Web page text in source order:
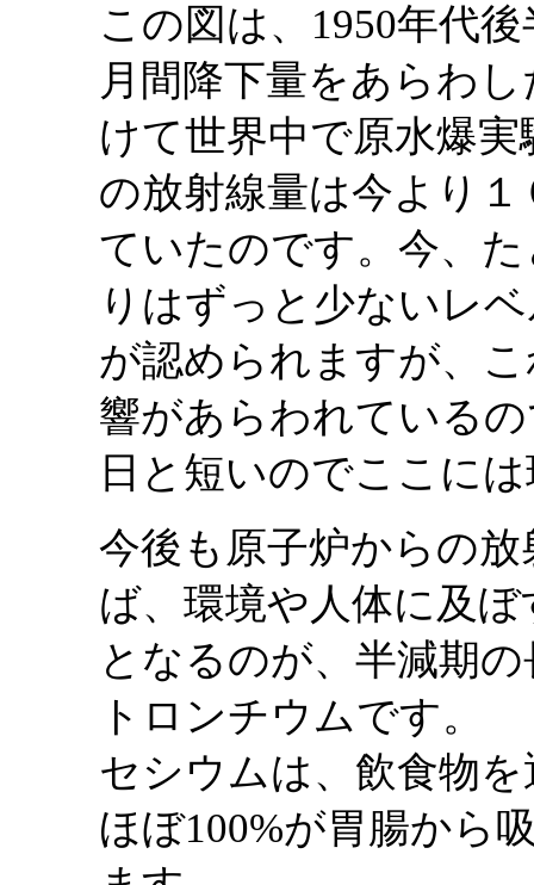
この図は、1950年代
月間降下量をあらわ
けて世界中で原水爆
の放射線量は今より
ていたのです。今、
りはずっと少ないレ
が認められますが、
響があらわれている
日と短いのでここに
今後も原子炉からの
ば、環境や人体に及
となるのが、半減期
トロンチウムです。
セシウムは、飲食物
ほぼ100%が胃腸から